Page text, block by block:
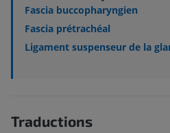
Fascia buccopharyngien
Fascia prétrachéal
Ligament suspenseur de la
Traductions